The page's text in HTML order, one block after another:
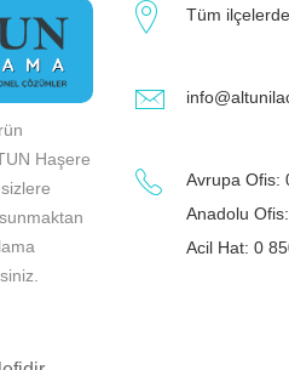
Haşere
Tüm
Avrupa Ofis:
Anadolu
Acil Hat: 0